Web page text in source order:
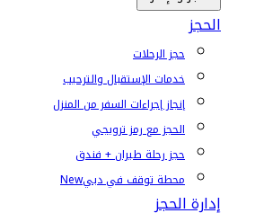
الحجز
حجز الرحلات
خدمات الإستقبال والترحيب
إنجاز إجراءات السفر من المنزل
الحجز مع رمز ترويجي
حجز رحلة طيران + فندق
محطة توقف في دبيNew
إدارة الحجز